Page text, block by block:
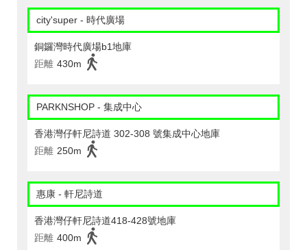
city'super - 時代廣場
銅鑼灣時代廣場b1地庫
距離 430m
PARKNSHOP - 集成中心
香港灣仔軒尼詩道 302-308 號集成中心地庫
距離 250m
惠康 - 軒尼詩道
香港灣仔軒尼詩道418-428號地庫
距離 400m